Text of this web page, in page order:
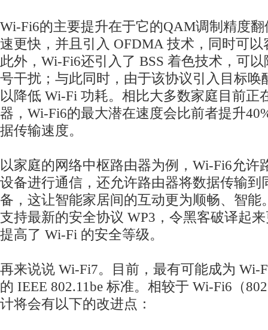
Wi-Fi6的主要提升在于它的QAM调制精度
速更快，并且引入 OFDMA 技术，同时可
此外，Wi-Fi6还引入了 BSS 着色技术，可
号干扰；与此同时，由于该协议引入目标唤
以降低 Wi-Fi 功耗。相比大多数家庭目前正
器，Wi-Fi6的最大潜在速度会比前者提升
据传输速度。
以家庭的网络中枢路由器为例，Wi-Fi6允许
设备进行通信，还允许路由器将数据传输到
备，这让智能家居间的互动更为顺畅、智能
支持最新的安全协议 WP3，令黑客破译起
提高了 Wi-Fi 的安全等级。
再来说说 Wi-Fi7。目前，最有可能成为 Wi-
的 IEEE 802.11be 标准。相较于 Wi-Fi6（
计将会有以下的改进点：